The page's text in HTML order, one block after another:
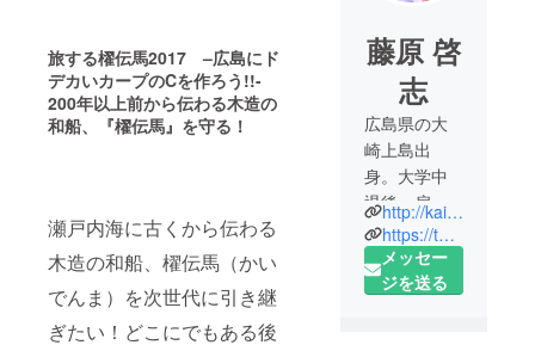
旅する櫂伝馬2017 –広島にド
デカいカープのCを作ろう!!-
200年以上前から伝わる木造の
和船、『櫂伝馬』を守る！
瀬戸内海に古くから伝わる
木造の和船、櫂伝馬（かい
でんま）を次世代に引き継
ぎたい！どこにでもある後
藤原 啓
志
広島県の大
崎上島出
身。大学中
退後、扇風
機maniaとい
うバンドの
ボーカルと
http://kaidenma.okoshi-yasu.com
https://twitter.com/keishi413
メッセー
ジを送る